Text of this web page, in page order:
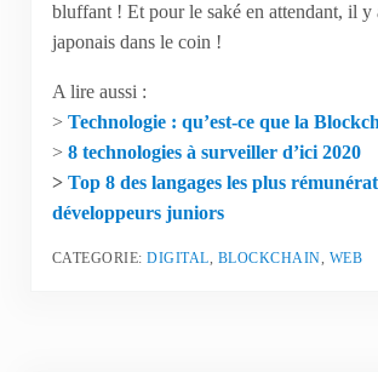
bluffant ! Et pour le saké en attendant, il y
japonais dans le coin !
A lire aussi :
> Technologie : qu’est-ce que la
> 8 technologies à surveiller d’ici 2020
> Top 8 des langages les plus
développeurs juniors
CATEGORIE:DIGITAL, BLOCKCHAIN, WEB